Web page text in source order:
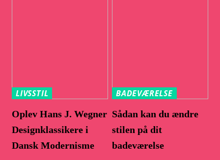
LIVSSTIL
Oplev Hans J. Wegner
Designklassikere i
Dansk Modernisme
BADEVÆRELSE
Sådan kan du ændre
stilen på dit
badeværelse